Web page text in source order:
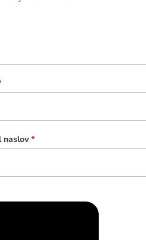
naslov *